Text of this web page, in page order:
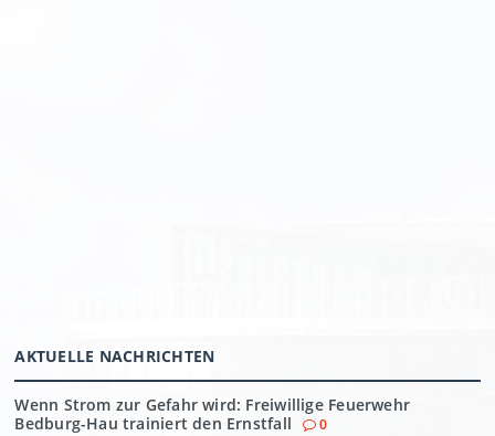
AKTUELLE NACHRICHTEN
Wenn Strom zur Gefahr wird: Freiwillige Feuerwehr
Bedburg-Hau trainiert den Ernstfall
0